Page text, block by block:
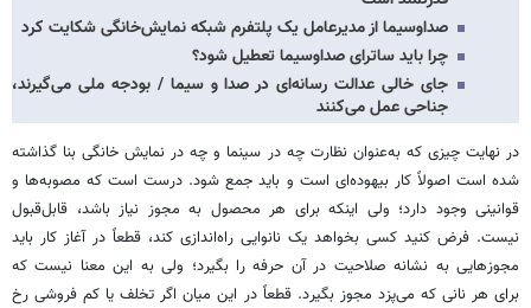
صداوسیما از مدیرعامل یک پلتفرم شبکه نمایش‌خانگی شکایت کرد
چرا باید ساترای صداوسیما تعطیل شود؟
جای خالی عدالت رسانه‌ای در صدا و سیما / بودجه ملی می‌گیرند،
جناحی عمل می‌کنند
در نهایت چیزی که به‌عنوان نظارت چه در سینما و چه در نمایش خانگی بنا گذاشته
شده است اصولاً کار بیهوده‌ای است و باید جمع شود. درست است که مصوبه‌ها و
قوانینی وجود دارد؛ ولی اینکه برای هر محصول به مجوز نیاز باشد، قابل‌قبول
نیست. فرض کنید کسی بخواهد یک نانوایی راه‌اندازی کند، قطعاً در آغاز کار باید
مجوزهایی به نشانه صلاحیت در آن حرفه را بگیرد؛ ولی به این معنا نیست که
برای هر نانی که می‌پزد مجوز بگیرد. قطعاً در این میان اگر تخلف یا کم فروشی رخ